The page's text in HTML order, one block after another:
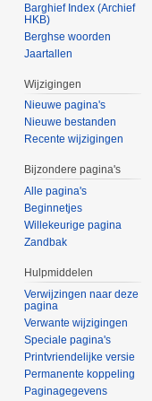
Barghief Index (Archief
HKB)
Berghse woorden
Jaartallen
Wijzigingen
Nieuwe pagina's
Nieuwe bestanden
Recente wijzigingen
Bijzondere pagina's
Alle pagina's
Beginnetjes
Willekeurige pagina
Zandbak
Hulpmiddelen
Verwijzingen naar deze
pagina
Verwante wijzigingen
Speciale pagina's
Printvriendelijke versie
Permanente koppeling
Paginagegevens